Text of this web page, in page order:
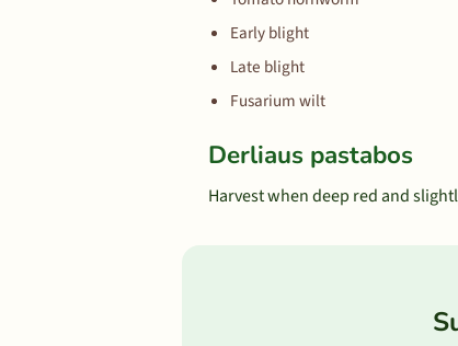
Early blight
Late blight
Fusarium wilt
Derliaus pastabos
Harvest when deep red and